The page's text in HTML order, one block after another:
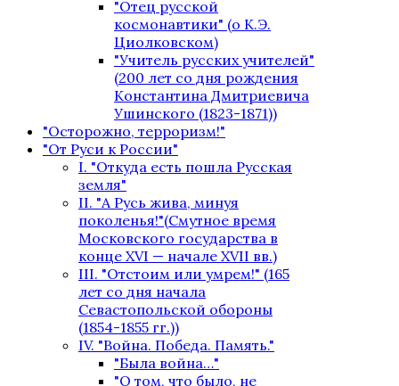
"Отец русской
космонавтики" (о К.Э.
Циолковском)
"Учитель русских учителей"
(200 лет со дня рождения
Константина Дмитриевича
Ушинского (1823-1871))
"Осторожно, терроризм!"
"От Руси к России"
I. "Откуда есть пошла Русская
земля"
II. "А Русь жива, минуя
поколенья!"(Смутное время
Московского государства в
конце XVI — начале XVII вв.)
III. "Отстоим или умрем!" (165
лет со дня начала
Севастопольской обороны
(1854-1855 гг.))
IV. "Война. Победа. Память."
"Была война…"
"О том, что было, не